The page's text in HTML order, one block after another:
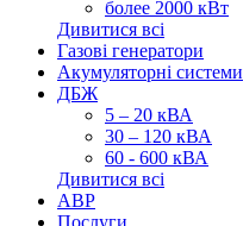
более 2000 кВт
Дивитися всі
Газові генератори
Акумуляторні системи
ДБЖ
5 – 20 кВА
30 – 120 кВА
60 - 600 кВА
Дивитися всі
АВР
Послуги